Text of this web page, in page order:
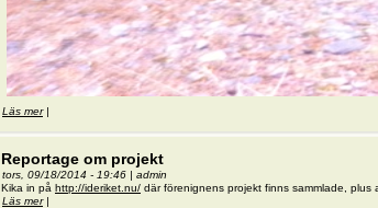
Läs merom Marknadsstånd bortskänkes (SÅLD)
|
Reportage om projekt
tors, 09/18/2014 - 19:46 | admin
Kika in på http://ideriket.nu/ där förenignens projekt finns sammlade, plus
Läs merom Reportage om projekt
|